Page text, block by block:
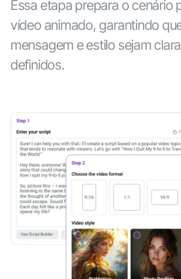
Essa etapa prepara o cenário
vídeo animado, garantindo
mensagem e estilo sejam
definidos.